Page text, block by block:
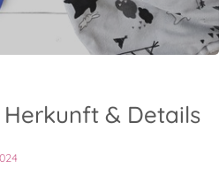
& Details